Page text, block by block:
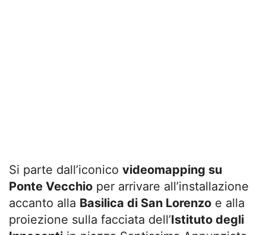
Si parte dall’iconico videomapping su
Ponte Vecchio per arrivare all’installazione
accanto alla Basilica di San Lorenzo e alla
proiezione sulla facciata dell’Istituto degli